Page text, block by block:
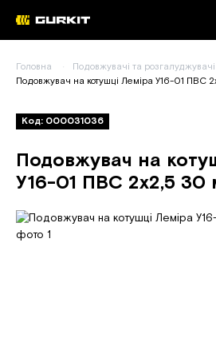
(093) 343-55-55
Головна
Подовжувачі та розгалуджувачі
Подовжувач на котушці Леміра У16-01 ПВС
Код: 000031036
Подовжувач на
У16-01 ПВС 2х2,5 30